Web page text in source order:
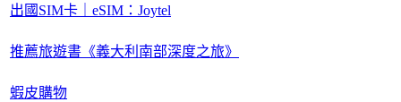
出國SIM卡｜eSIM：Joytel
推薦旅遊書《義大利南部深度之旅》
蝦皮購物